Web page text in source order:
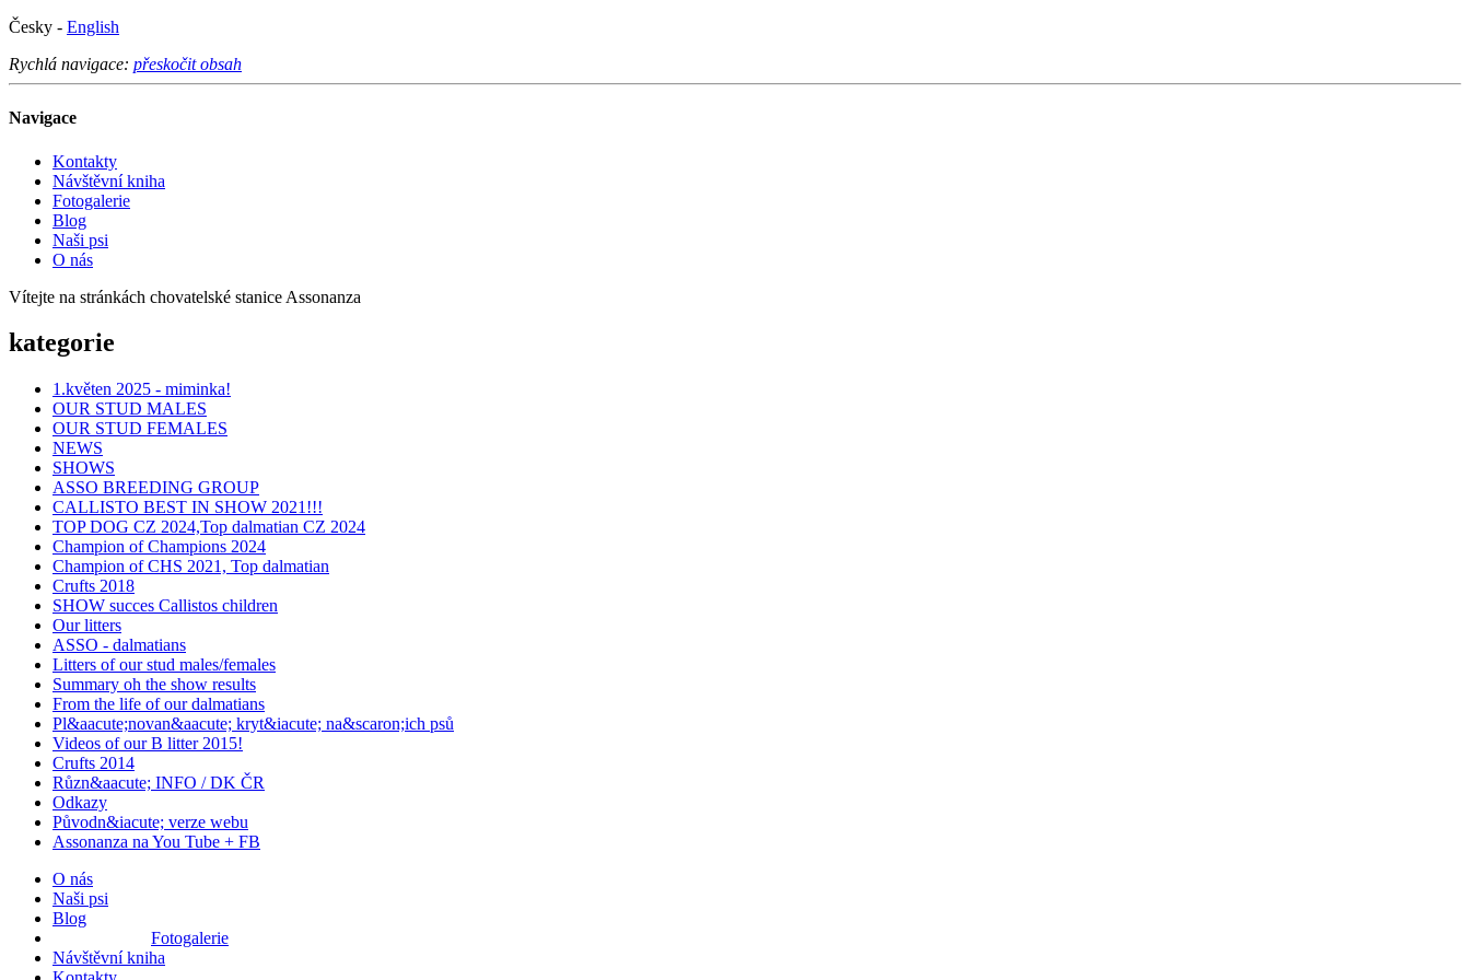
Česky - English
Rychlá navigace: přeskočit obsah
Navigace
Kontakty
Návštěvní kniha
Fotogalerie
Blog
Naši psi
O nás
Vítejte na stránkách chovatelské stanice Assonanza
kategorie
1.květen 2025 - miminka!
OUR STUD MALES
OUR STUD FEMALES
NEWS
SHOWS
ASSO BREEDING GROUP
CALLISTO BEST IN SHOW 2021!!!
TOP DOG CZ 2024,Top dalmatian CZ 2024
Champion of Champions 2024
Champion of CHS 2021, Top dalmatian
Crufts 2018
SHOW succes Callistos children
Our litters
ASSO - dalmatians
Litters of our stud males/females
Summary oh the show results
From the life of our dalmatians
Pl&aacute;novan&aacute; kryt&iacute; na&scaron;ich psů
Videos of our B litter 2015!
Crufts 2014
Různ&aacute; INFO / DK ČR
Odkazy
Původn&iacute; verze webu
Assonanza na You Tube + FB
O nás
Naši psi
Blog
Fotogalerie
Návštěvní kniha